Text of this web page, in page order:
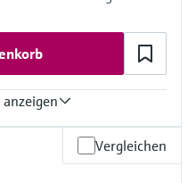
TC)
Vergleichen